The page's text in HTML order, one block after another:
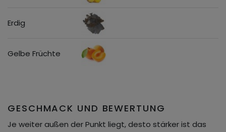
Erdig
Gelbe Früchte
GESCHMACK UND BEWERTUNG
Je weiter außen der Punkt liegt, desto stärker ist das